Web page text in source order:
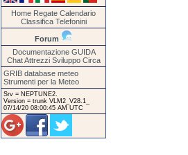
Home Regate Calendario
Classifica Telefonini
Forum
Documentazione GUIDA
Chat Attrezzi Sviluppo Circa
GRIB database meteo
Strumenti per la Meteo
Srv = NEPTUNE2.
Version = trunk VLM2_V28.1_
07/14/20 08:00:45 AM UTC